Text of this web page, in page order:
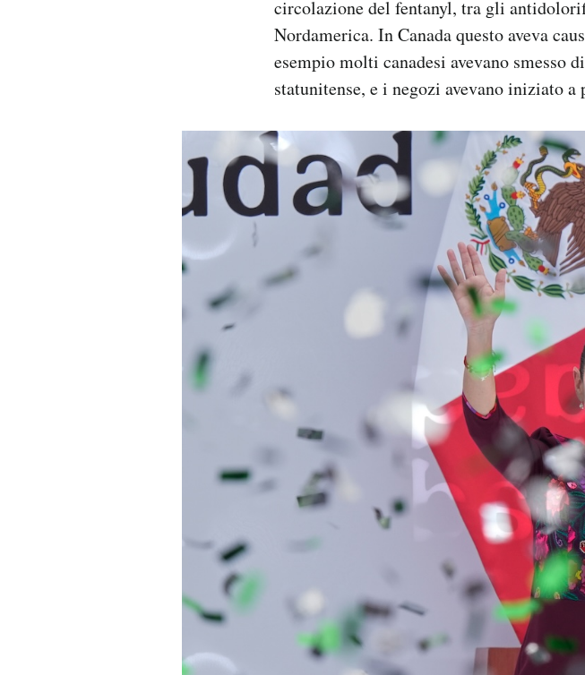
circolazione del fentanyl, tra gli
Nordamerica. In Canada questo aveva
esempio molti canadesi avevano smesso
statunitense, e i negozi avevano iniziato